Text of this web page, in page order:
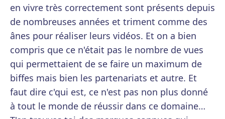
en vivre très correctement sont présents depuis
de nombreuses années et triment comme des
ânes pour réaliser leurs vidéos. Et on a bien
compris que ce n'était pas le nombre de vues
qui permettaient de se faire un maximum de
biffes mais bien les partenariats et autre. Et
faut dire c'qui est, ce n'est pas non plus donné
à tout le monde de réussir dans ce domaine…